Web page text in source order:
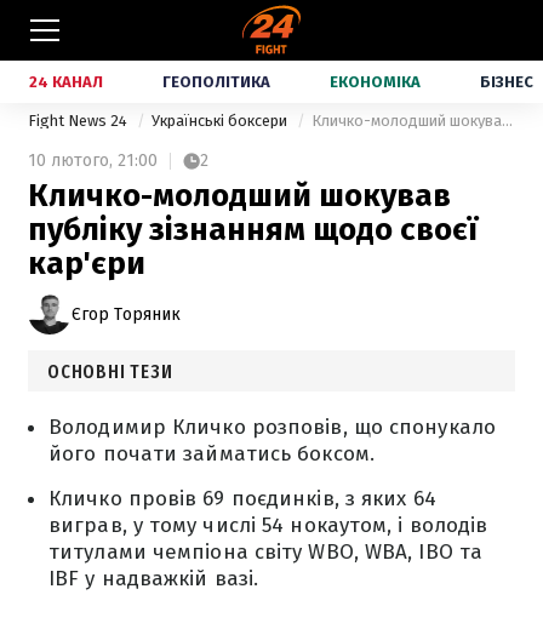
24 КАНАЛ ГЕОПОЛІТИКА ЕКОНОМІКА БІЗНЕС
Fight News 24 Українські боксери Кличко-молодший шокував публіку зізнанням щодо своєї кар'єри
10 лютого, 21:00 2
Кличко-молодший шокував
публіку зізнанням щодо своєї
кар'єри
Єгор Торяник
ОСНОВНІ ТЕЗИ
Володимир Кличко розповів, що спонукало
його почати займатись боксом.
Кличко провів 69 поєдинків, з яких 64
виграв, у тому числі 54 нокаутом, і володів
титулами чемпіона світу WBO, WBA, IBO та
IBF у надважкій вазі.